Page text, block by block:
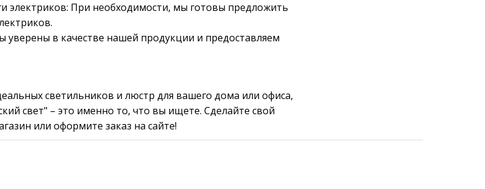
электриков: При необходимости, мы готовы предложить
уверены в качестве нашей продукции и предоставляем
светильников и люстр для вашего дома или офиса,
свет" – это именно то, что вы ищете. Сделайте свой
или оформите заказ на сайте!